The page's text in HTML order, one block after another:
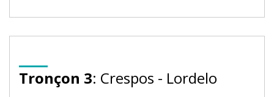
Tronçon 3: Crespos - Lordelo